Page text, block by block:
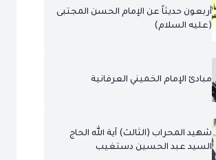
أربعون حديثاً عن الإمام الحسن المجتبى
(عليه السلام)
مبادئ الإمام الخميني العرفانية
شهيد المحراب (الثالث) آية الله الحاج
السيد عبد الحسين دستغيب